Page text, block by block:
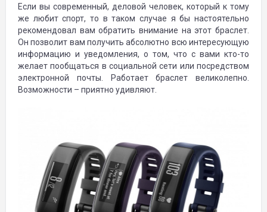
Если вы современный, деловой человек, который к тому
же любит спорт, то в таком случае я бы настоятельно
рекомендовал вам обратить внимание на этот браслет.
Он позволит вам получить абсолютно всю интересующую
информацию и уведомления, о том, что с вами кто-то
желает пообщаться в социальной сети или посредством
электронной почты. Работает браслет великолепно.
Возможности – приятно удивляют.